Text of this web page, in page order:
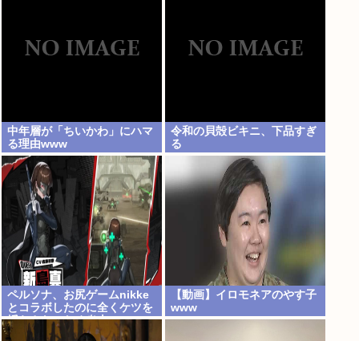
中年層が「ちいかわ」にハマ
る理由www
令和の貝殻ビキニ、下品すぎ
る
ペルソナ、お尻ゲームnikke
とコラボしたのに全くケツを
揺らさないため炎上
【動画】イロモネアのやす子
www